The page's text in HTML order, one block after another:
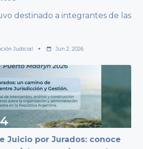
destinado a integrantes de las
Judicial Jun 2, 2026
Juicio por Jurados: conoce